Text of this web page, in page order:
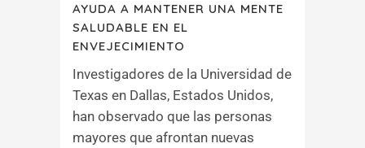
AYUDA A MANTENER UNA MENTE
SALUDABLE EN EL
ENVEJECIMIENTO
Investigadores de la Universidad de
Texas en Dallas, Estados Unidos,
han observado que las personas
mayores que afrontan nuevas